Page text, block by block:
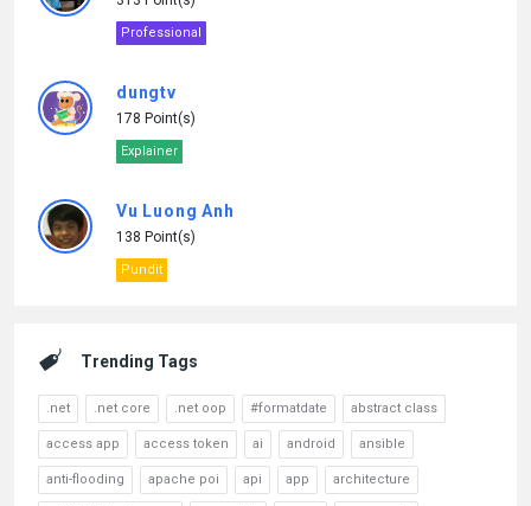
Professional
dungtv
178 Point(s)
Explainer
Vu Luong Anh
138 Point(s)
Pundit
Trending Tags
.net .net core .net oop #formatdate abstract class
access app access token ai android ansible
anti-flooding apache poi api app architecture